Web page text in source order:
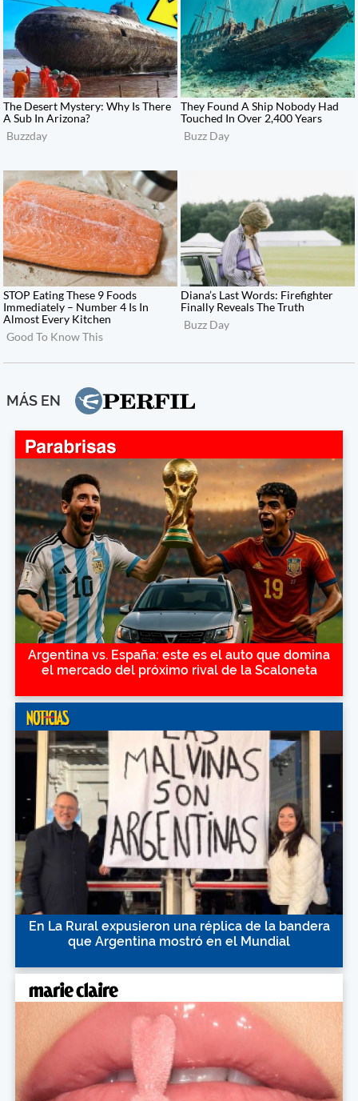
MÁS EN
Argentina vs. España: este es el auto que domina
el mercado del próximo rival de la Scaloneta
En La Rural expusieron una réplica de la bandera
que Argentina mostró en el Mundial